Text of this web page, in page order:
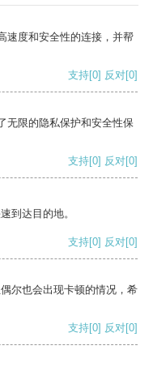
速度和安全性的连接，并帮
支持[0] 反对[0]
无限的隐私保护和安全性保
支持[0] 反对[0]
到达目的地。
支持[0] 反对[0]
尔也会出现卡顿的情况，希
支持[0] 反对[0]